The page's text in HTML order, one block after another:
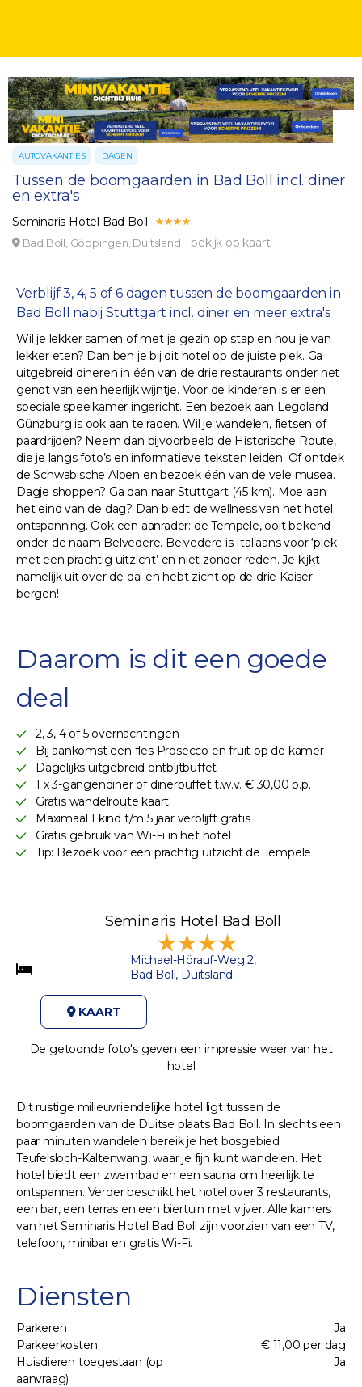
AUTOVAKANTIES DAGEN
Tussen de boomgaarden in Bad Boll incl. diner
en extra's
Seminaris Hotel Bad Boll
Bad Boll, Göppingen, Duitsland bekijk op kaart
Verblijf 3, 4, 5 of 6 dagen tussen de boomgaarden in
Bad Boll nabij Stuttgart incl. diner en meer extra's
Wil je lekker samen of met je gezin op stap en hou je van
lekker eten? Dan ben je bij dit hotel op de juiste plek. Ga
uitgebreid dineren in één van de drie restaurants onder het
genot van een heerlijk wijntje. Voor de kinderen is er een
speciale speelkamer ingericht. Een bezoek aan Legoland
Günzburg is ook aan te raden. Wil je wandelen, fietsen of
paardrijden? Neem dan bijvoorbeeld de Historische Route,
die je langs foto’s en informatieve teksten leiden. Of ontdek
de Schwabische Alpen en bezoek één van de vele musea.
Dagje shoppen? Ga dan naar Stuttgart (45 km). Moe aan
het eind van de dag? Dan biedt de wellness van het hotel
ontspanning. Ook een aanrader: de Tempele, ooit bekend
onder de naam Belvedere. Belvedere is Italiaans voor ‘plek
met een prachtig uitzicht’ en niet zonder reden. Je kijkt
namelijk uit over de dal en hebt zicht op de drie Kaiser-
bergen!
Daarom is dit een goede
deal
2, 3, 4 of 5 overnachtingen
Bij aankomst een fles Prosecco en fruit op de kamer
Dagelijks uitgebreid ontbijtbuffet
1 x 3-gangendiner of dinerbuffet t.w.v. € 30,00 p.p.
Gratis wandelroute kaart
Maximaal 1 kind t/m 5 jaar verblijft gratis
Gratis gebruik van Wi-Fi in het hotel
Tip: Bezoek voor een prachtig uitzicht de Tempele
Seminaris Hotel Bad Boll
Michael-Hörauf-Weg 2,
Bad Boll, Duitsland
KAART
De getoonde foto's geven een impressie weer van het
hotel
Dit rustige milieuvriendelijke hotel ligt tussen de
boomgaarden van de Duitse plaats Bad Boll. In slechts een
paar minuten wandelen bereik je het bosgebied
Teufelsloch-Kaltenwang, waar je fijn kunt wandelen. Het
hotel biedt een zwembad en een sauna om heerlijk te
ontspannen. Verder beschikt het hotel over 3 restaurants,
een bar, een terras en een biertuin met vijver. Alle kamers
van het Seminaris Hotel Bad Boll zijn voorzien van een TV,
telefoon, minibar en gratis Wi-Fi.
Diensten
Parkeren
Ja
Parkeerkosten
€ 11,00 per dag
Huisdieren toegestaan (op
aanvraag)
Ja